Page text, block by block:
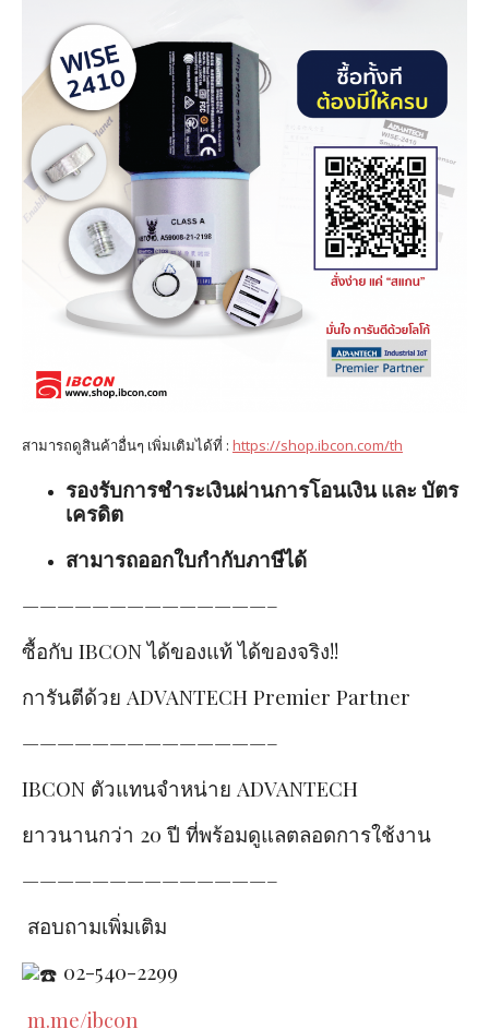
สามารถดูสินค้าอื่นๆ เพิ่มเติมได้ที่ : https://shop.ibcon.com/th
รองรับการชำระเงินผ่านการโอนเงิน และ บัตร
เครดิต
สามารถออกใบกำกับภาษีได้
——————————————–
ซื้อกับ IBCON ได้ของแท้ ได้ของจริง!!
การันตีด้วย ADVANTECH Premier Partner
——————————————–
IBCON ตัวแทนจำหน่าย ADVANTECH
ยาวนานกว่า 20 ปี ที่พร้อมดูแลตลอดการใช้งาน
——————————————–
สอบถามเพิ่มเติม
02-540-2299
m.me/ibcon